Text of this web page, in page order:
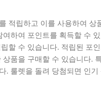
적립하고 이를 사용하여
하여 포인트를 획득할 수
할 수 있습니다. 적립된 포
품을 구매할 수 있습니다.
. 룰렛을 돌려 당첨되면 인